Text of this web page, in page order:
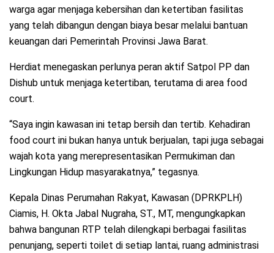
warga agar menjaga kebersihan dan ketertiban fasilitas
yang telah dibangun dengan biaya besar melalui bantuan
keuangan dari Pemerintah Provinsi Jawa Barat.
Herdiat menegaskan perlunya peran aktif Satpol PP dan
Dishub untuk menjaga ketertiban, terutama di area food
court.
“Saya ingin kawasan ini tetap bersih dan tertib. Kehadiran
food court ini bukan hanya untuk berjualan, tapi juga sebagai
wajah kota yang merepresentasikan Permukiman dan
Lingkungan Hidup masyarakatnya,” tegasnya.
Kepala Dinas Perumahan Rakyat, Kawasan (DPRKPLH)
Ciamis, H. Okta Jabal Nugraha, ST., MT, mengungkapkan
bahwa bangunan RTP telah dilengkapi berbagai fasilitas
penunjang, seperti toilet di setiap lantai, ruang administrasi